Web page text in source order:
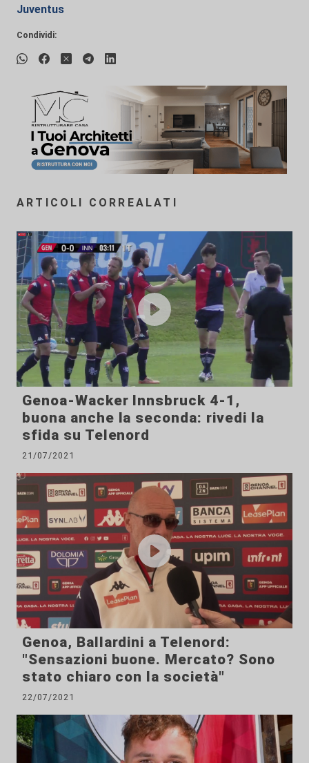
Juventus
Condividi:
ARTICOLI CORREALATI
Genoa-Wacker Innsbruck 4-1,
buona anche la seconda: rivedi la
sfida su Telenord
21/07/2021
Genoa, Ballardini a Telenord:
"Sensazioni buone. Mercato? Sono
stato chiaro con la società"
22/07/2021